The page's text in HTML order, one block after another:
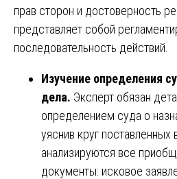
прав сторон и достоверность
представляет собой
последовательность действий.
Изучение определения
дела. Эксперт обязан
определением суда о
уяснив круг
анализируются все
документы: исковое